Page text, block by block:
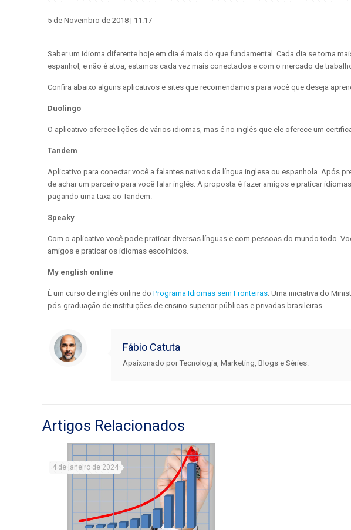
5 de Novembro de 2018 | 11:17
Saber um idioma diferente hoje em dia é mais do que fundamental. Cada dia se torna
espanhol, e não é atoa, estamos cada vez mais conectados e com o mercado de
Confira abaixo alguns aplicativos e sites que recomendamos para você que deseja
Duolingo
O aplicativo oferece lições de vários idiomas, mas é no inglês que ele oferece um
Tandem
Aplicativo para conectar você a falantes nativos da língua inglesa ou espanhola. Após
de achar um parceiro para você falar inglês. A proposta é fazer amigos e praticar
pagando uma taxa ao Tandem.
Speaky
Com o aplicativo você pode praticar diversas línguas e com pessoas do mundo todo.
amigos e praticar os idiomas escolhidos.
My english online
É um curso de inglês online doPrograma Idiomas sem Fronteiras. Uma iniciativa do
pós-graduação de instituições de ensino superior públicas e privadas brasileiras.
Fábio Catuta
Apaixonado por Tecnologia, Marketing, Blogs e Séries.
Artigos Relacionados
4 de janeiro de 2024